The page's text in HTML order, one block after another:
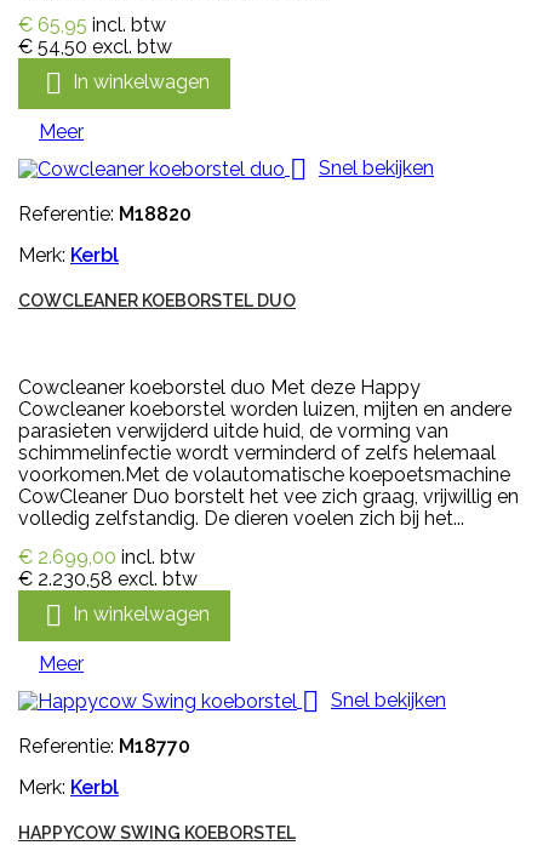
€ 65,95 incl. btw
€ 54,50 excl. btw
 In winkelwagen
Meer

Snel bekijken
Referentie: M18820
Merk: Kerbl
COWCLEANER KOEBORSTEL DUO
Cowcleaner koeborstel duo Met deze Happy
Cowcleaner koeborstel worden luizen, mijten en andere
parasieten verwijderd uitde huid, de vorming van
schimmelinfectie wordt verminderd of zelfs helemaal
voorkomen.Met de volautomatische koepoetsmachine
CowCleaner Duo borstelt het vee zich graag, vrijwillig en
volledig zelfstandig. De dieren voelen zich bij het...
€ 2.699,00 incl. btw
€ 2.230,58 excl. btw
 In winkelwagen
Meer

Snel bekijken
Referentie: M18770
Merk: Kerbl
HAPPYCOW SWING KOEBORSTEL